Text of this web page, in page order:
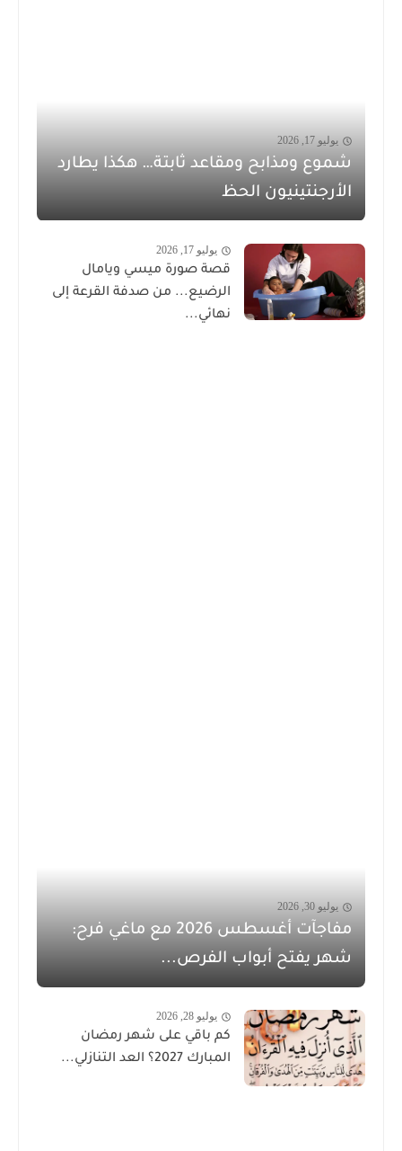
يوليو 17, 2026
شموع ومذابح ومقاعد ثابتة… هكذا يطارد
الأرجنتينيون الحظ
يوليو 17, 2026
قصة صورة ميسي ويامال
الرضيع... من صدفة القرعة إلى
نهائي...
يوليو 30, 2026
مفاجآت أغسطس 2026 مع ماغي فرح:
شهر يفتح أبواب الفرص...
يوليو 28, 2026
كم باقي على شهر رمضان
المبارك 2027؟ العد التنازلي...